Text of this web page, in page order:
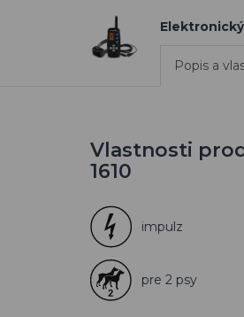
Popis a
Vlastnosti
1610
impulz
pre 2 psy